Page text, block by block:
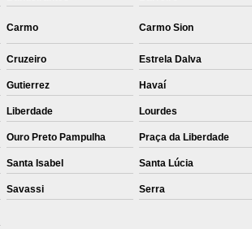
Sublimação de Camisetas
Sublimação de Estampa em
Sublimação em Camisetas de
Sublimação para Camisetas
Carmo Carmo Sion
Cruzeiro Estrela Dalva
Gutierrez Havaí
Liberdade Lourdes
Ouro Preto Pampulha Praça da Liberdade
Santa Isabel Santa Lúcia
Savassi Serra